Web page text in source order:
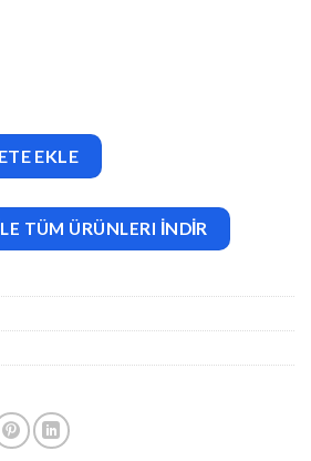
adet
EKLE
TÜM ÜRÜNLERI İNDİR